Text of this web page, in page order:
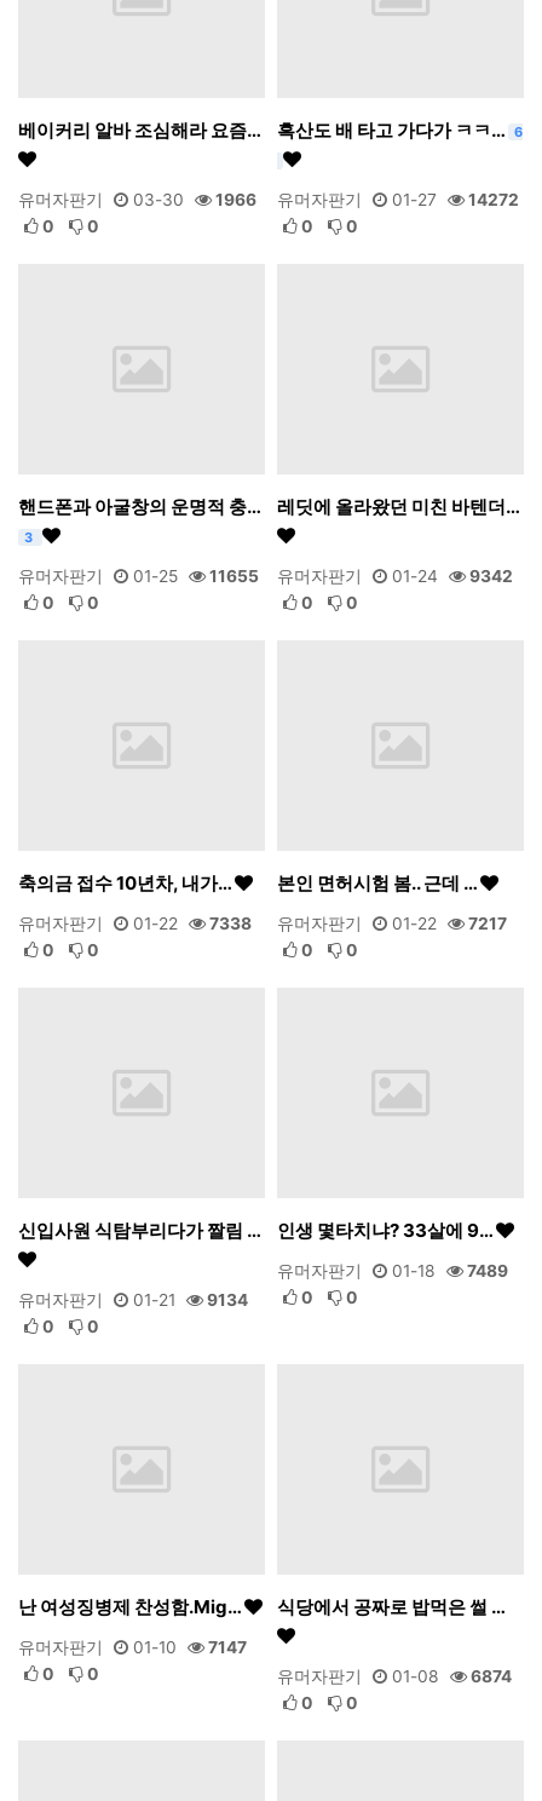
베이커리 알바 조심해라 요즘…
유머자판기 03-30
1966
0
0
흑산도 배 타고 가다가 ㅋㅋ… 6
유머자판기 01-27
14272
0
0
핸드폰과 아굴창의 운명적 충…
3
유머자판기 01-25
11655
0
0
레딧에 올라왔던 미친 바텐더…
유머자판기 01-24
9342
0
0
축의금 접수 10년차, 내가…
유머자판기 01-22
7338
0
0
본인 면허시험 봄.. 근데 …
유머자판기 01-22
7217
0
0
신입사원 식탐부리다가 짤림 …
유머자판기 01-21
9134
0
0
인생 몇타치냐? 33살에 9…
유머자판기 01-18
7489
0
0
난 여성징병제 찬성함.Mig…
유머자판기 01-10
7147
0
0
식당에서 공짜로 밥먹은 썰 …
유머자판기 01-08
6874
0
0